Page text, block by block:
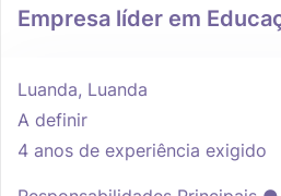
Empresa líder em
Luanda, Luanda
A definir
4 anos de experiência exigido